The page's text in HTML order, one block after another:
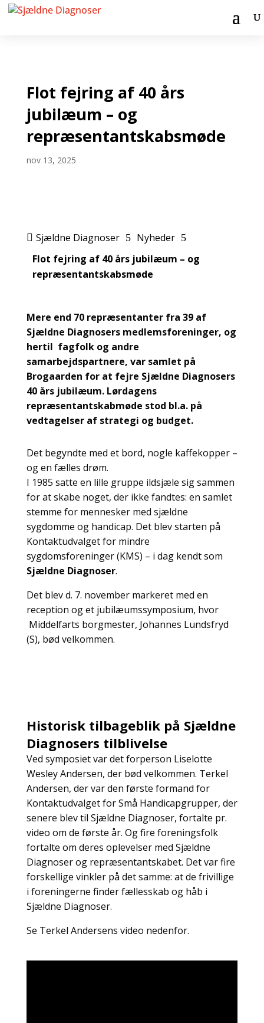
Flot fejring af 40 års
jubilæum – og
repræsentantskabsmøde
nov 13, 2025
 Sjældne Diagnoser 5 Nyheder 5
Flot fejring af 40 års jubilæum – og
repræsentantskabsmøde
Mere end 70 repræsentanter fra 39 af
Sjældne Diagnosers medlemsforeninger, og
hertil fagfolk og andre
samarbejdspartnere, var samlet på
Brogaarden for at fejre Sjældne Diagnosers
40 års jubilæum. Lørdagens
repræsentantskabmøde stod bl.a. på
vedtagelser af strategi og budget.
Det begyndte med et bord, nogle kaffekopper –
og en fælles drøm.
I 1985 satte en lille gruppe ildsjæle sig sammen
for at skabe noget, der ikke fandtes: en samlet
stemme for mennesker med sjældne
sygdomme og handicap. Det blev starten på
Kontaktudvalget for mindre
sygdomsforeninger (KMS) – i dag kendt som
Sjældne Diagnoser.
Det blev d. 7. november markeret med en
reception og et jubilæumssymposium, hvor
Middelfarts borgmester, Johannes Lundsfryd
(S), bød velkommen.
Historisk tilbageblik på Sjældne
Diagnosers tilblivelse
Ved symposiet var det forperson Liselotte
Wesley Andersen, der bød velkommen. Terkel
Andersen, der var den første formand for
Kontaktudvalget for Små Handicapgrupper, der
senere blev til Sjældne Diagnoser, fortalte pr.
video om de første år. Og fire foreningsfolk
fortalte om deres oplevelser med Sjældne
Diagnoser og repræsentantskabet. Det var fire
forskellige vinkler på det samme: at de frivillige
i foreningerne finder fællesskab og håb i
Sjældne Diagnoser.
Se Terkel Andersens video nedenfor.